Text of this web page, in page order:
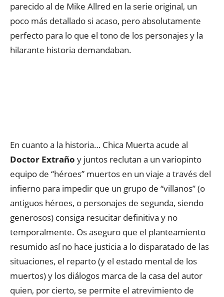
parecido al de Mike Allred en la serie original, un
poco más detallado si acaso, pero absolutamente
perfecto para lo que el tono de los personajes y la
hilarante historia demandaban.
En cuanto a la historia… Chica Muerta acude al
Doctor Extraño y juntos reclutan a un variopinto
equipo de “héroes” muertos en un viaje a través del
infierno para impedir que un grupo de “villanos” (o
antiguos héroes, o personajes de segunda, siendo
generosos) consiga resucitar definitiva y no
temporalmente. Os aseguro que el planteamiento
resumido así no hace justicia a lo disparatado de las
situaciones, el reparto (y el estado mental de los
muertos) y los diálogos marca de la casa del autor
quien, por cierto, se permite el atrevimiento de